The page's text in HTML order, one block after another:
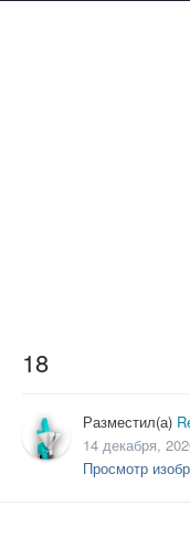
18
Разместил(а)
14 декабря,
Просмотр